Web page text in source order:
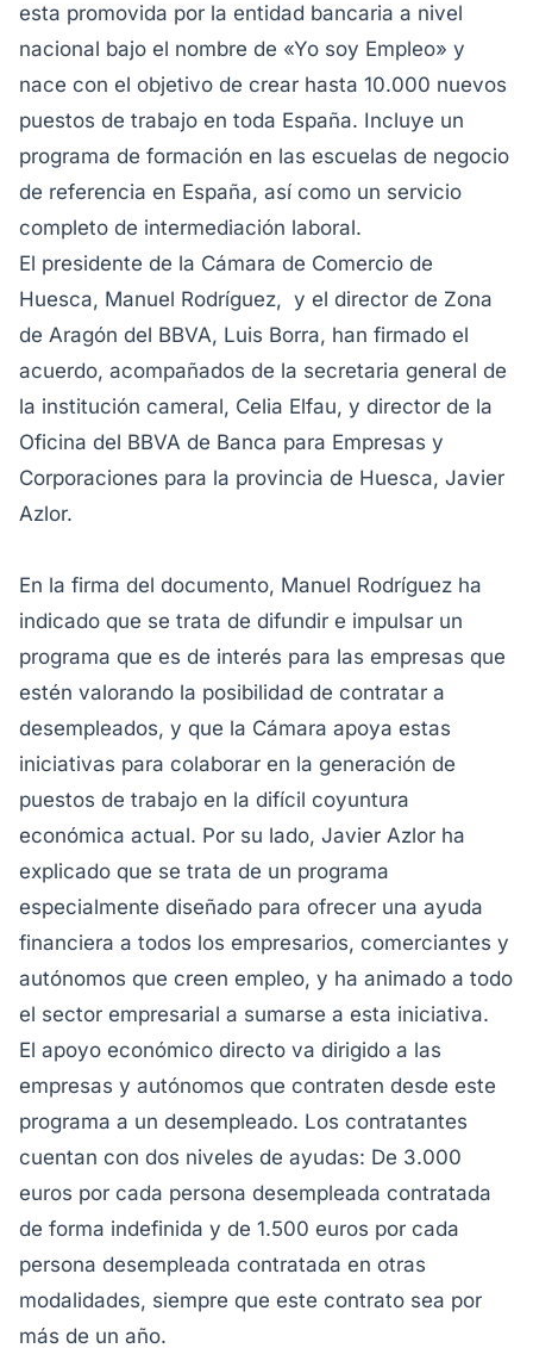
esta promovida por la entidad bancaria a nivel
nacional bajo el nombre de «Yo soy Empleo» y
nace con el objetivo de crear hasta 10.000 nuevos
puestos de trabajo en toda España. Incluye un
programa de formación en las escuelas de negocio
de referencia en España, así como un servicio
completo de intermediación laboral.
El presidente de la Cámara de Comercio de
Huesca, Manuel Rodríguez, y el director de Zona
de Aragón del BBVA, Luis Borra, han firmado el
acuerdo, acompañados de la secretaria general de
la institución cameral, Celia Elfau, y director de la
Oficina del BBVA de Banca para Empresas y
Corporaciones para la provincia de Huesca, Javier
Azlor.
En la firma del documento, Manuel Rodríguez ha
indicado que se trata de difundir e impulsar un
programa que es de interés para las empresas que
estén valorando la posibilidad de contratar a
desempleados, y que la Cámara apoya estas
iniciativas para colaborar en la generación de
puestos de trabajo en la difícil coyuntura
económica actual. Por su lado, Javier Azlor ha
explicado que se trata de un programa
especialmente diseñado para ofrecer una ayuda
financiera a todos los empresarios, comerciantes y
autónomos que creen empleo, y ha animado a todo
el sector empresarial a sumarse a esta iniciativa.
El apoyo económico directo va dirigido a las
empresas y autónomos que contraten desde este
programa a un desempleado. Los contratantes
cuentan con dos niveles de ayudas: De 3.000
euros por cada persona desempleada contratada
de forma indefinida y de 1.500 euros por cada
persona desempleada contratada en otras
modalidades, siempre que este contrato sea por
más de un año.